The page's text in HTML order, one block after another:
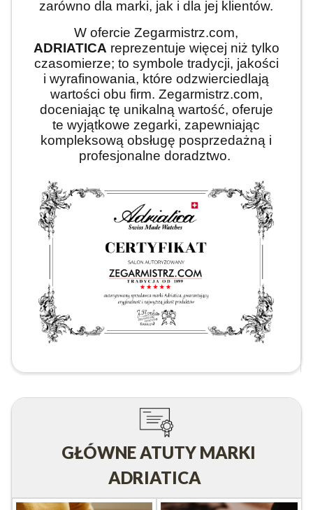
zarówno dla marki, jak i dla jej klientów.
W ofercie Zegarmistrz.com,
ADRIATICA reprezentuje więcej niż tylko
czasomierze; to symbole tradycji, jakości
i wyrafinowania, które odzwierciedlają
wartości obu firm. Zegarmistrz.com,
doceniając tę unikalną wartość, oferuje
te wyjątkowe zegarki, zapewniając
kompleksową obsługę posprzedażną i
profesjonalne doradztwo.
GŁÓWNE ATUTY MARKI
ADRIATICA